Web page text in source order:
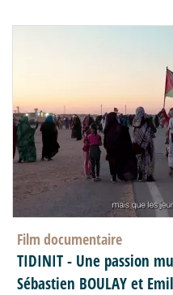
Film documentaire
TIDINIT - Une passion
Sébastien BOULAY et